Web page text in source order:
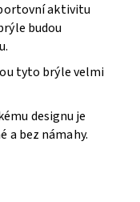
aktivitu
budou
tyto brýle velmi
designu je
a bez námahy.